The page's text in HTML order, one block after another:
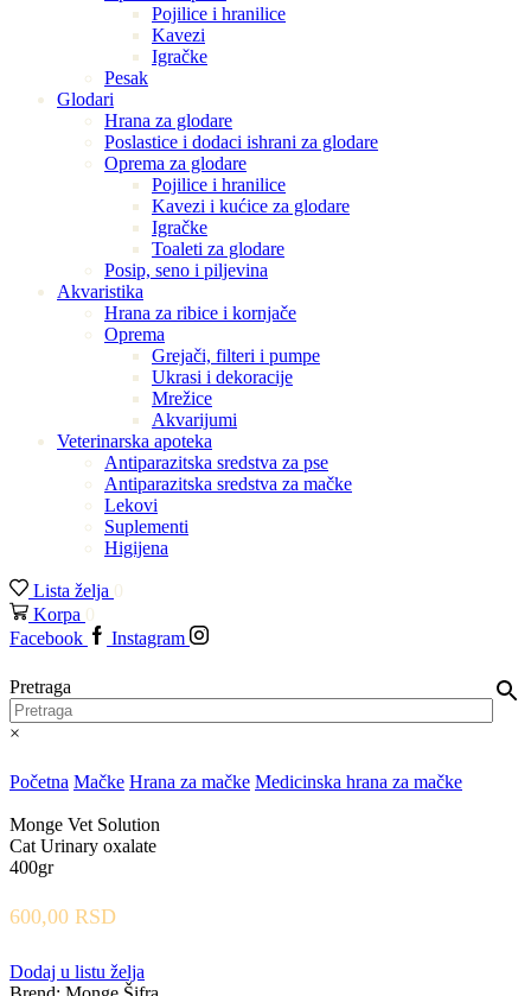
Pojilice i hranilice
Kavezi
Igračke
Pesak
Glodari
Hrana za glodare
Poslastice i dodaci ishrani za glodare
Oprema za glodare
Pojilice i hranilice
Kavezi i kućice za glodare
Igračke
Toaleti za glodare
Posip, seno i piljevina
Akvaristika
Hrana za ribice i kornjače
Oprema
Grejači, filteri i pumpe
Ukrasi i dekoracije
Mrežice
Akvarijumi
Veterinarska apoteka
Antiparazitska sredstva za pse
Antiparazitska sredstva za mačke
Lekovi
Suplementi
Higijena
Lista želja 0
Korpa 0
Facebook
Instagram
Pretraga
×
Početna Mačke Hrana za mačke Medicinska hrana za mačke
Monge Vet Solution
Cat Urinary oxalate
400gr
600,00 RSD
Dodaj u listu želja